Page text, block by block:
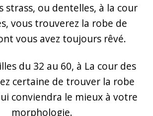
strass, ou dentelles, à la cour
vous trouverez la robe de
vous avez toujours rêvé.
du 32 au 60, à La cour des
certaine de trouver la robe
conviendra le mieux à votre
morphologie.